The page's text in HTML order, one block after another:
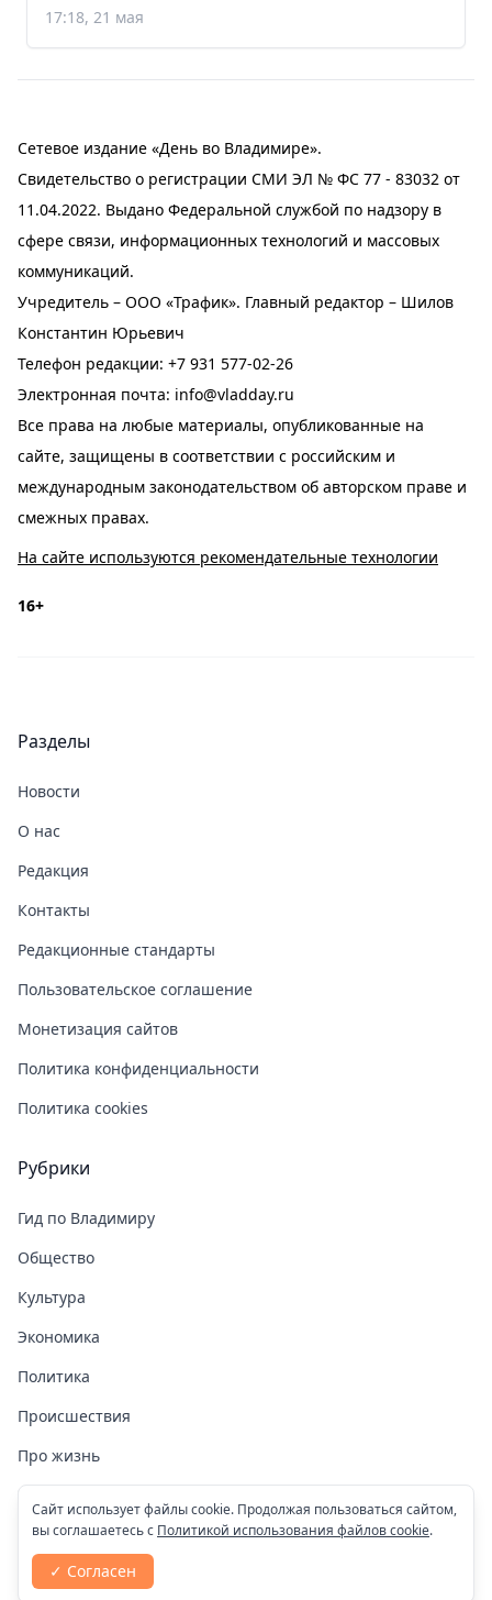
17:18, 21 мая
Сетевое издание «День во Владимире».
Свидетельство о регистрации СМИ ЭЛ № ФС 77 - 83032 от
11.04.2022. Выдано Федеральной службой по надзору в
сфере связи, информационных технологий и массовых
коммуникаций.
Учредитель – ООО «Трафик». Главный редактор – Шилов
Константин Юрьевич
Телефон редакции: +7 931 577-02-26
Электронная почта: info@vladday.ru
Все права на любые материалы, опубликованные на
сайте, защищены в соответствии с российским и
международным законодательством об авторском праве и
смежных правах.
На сайте используются рекомендательные технологии
16+
Разделы
Новости
О нас
Редакция
Контакты
Редакционные стандарты
Пользовательское соглашение
Монетизация сайтов
Политика конфиденциальности
Политика cookies
Рубрики
Гид по Владимиру
Общество
Культура
Экономика
Политика
Происшествия
Про жизнь
Здоровье
COVID-19
Спорт
Сайт использует файлы cookie. Продолжая пользоваться сайтом,
вы соглашаетесь с Политикой использования файлов cookie.
✓ Согласен